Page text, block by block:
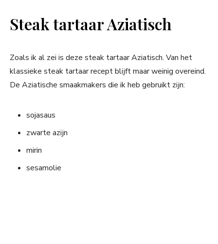
Steak tartaar Aziatisch
Zoals ik al zei is deze steak tartaar Aziatisch. Van het
klassieke steak tartaar recept blijft maar weinig overeind.
De Aziatische smaakmakers die ik heb gebruikt zijn:
sojasaus
zwarte azijn
mirin
sesamolie